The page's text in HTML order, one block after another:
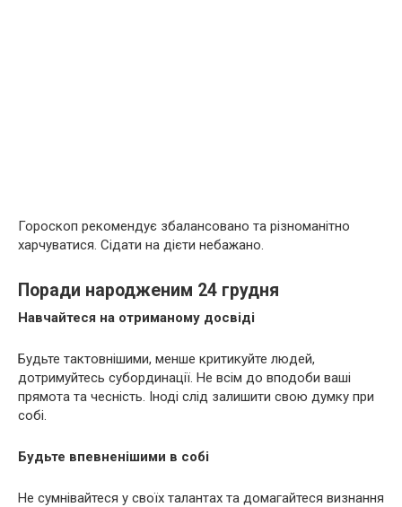
Гороскоп рекомендує збалансовано та різноманітно
харчуватися. Сідати на дієти небажано.
Поради народженим 24 грудня
Навчайтеся на отриманому досвіді
Будьте тактовнішими, менше критикуйте людей,
дотримуйтесь субординації. Не всім до вподоби ваші
прямота та чесність. Іноді слід залишити свою думку при
собі.
Будьте впевненішими в собі
Не сумнівайтеся у своїх талантах та домагайтеся визнання